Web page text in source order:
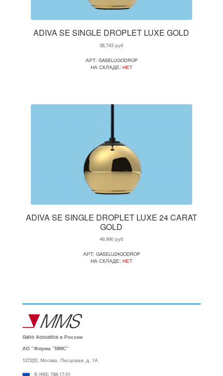
ADIVA SE SINGLE DROPLET LUXE GOLD
38,743руб
АРТ: GASELUGODROP
НА СКЛАДЕ: НЕТ
ADIVA SE SINGLE DROPLET LUXE 24 CARAT
GOLD
49,990руб
АРТ: GASELU24GODROP
НА СКЛАДЕ: НЕТ
Gallo Acoustics в России
АО "Фирма "ММС"
127220, Москва, Писцовая, д. 1А
8 (495) 788-17-01